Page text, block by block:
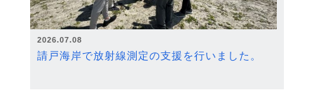
2026.07.08
請戸海岸で放射線測定の支援を行いました。